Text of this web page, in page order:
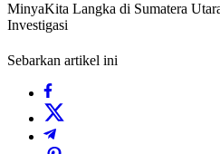
MinyaKita Langka di Sumatera
Investigasi
Sebarkan artikel ini